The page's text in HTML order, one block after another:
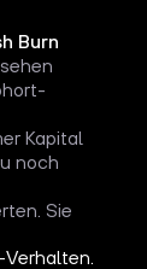
Burn
Kapital
noch
Sie